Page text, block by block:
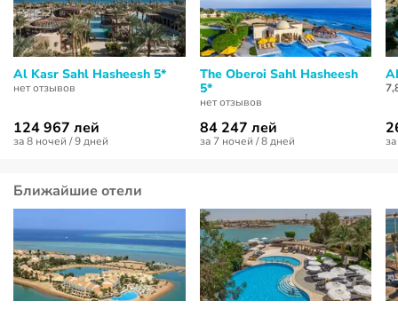
Al Kasr Sahl Hasheesh 5*
нет отзывов
124 967 лей
за 8 ночей / 9 дней
The Oberoi Sahl Hasheesh
5*
нет отзывов
84 247 лей
за 7 ночей / 8 дней
Ближайшие отели